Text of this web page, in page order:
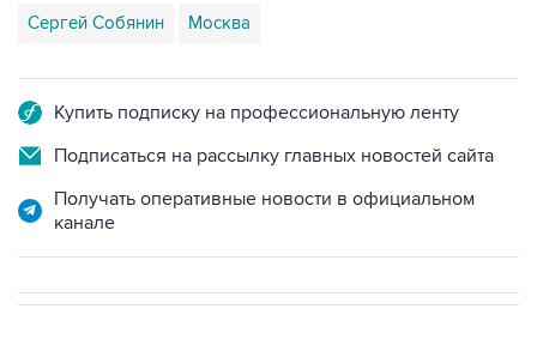
Сергей Собянин Москва
Купить подписку на профессиональную ленту
Подписаться на рассылку главных новостей сайта
Получать оперативные новости в официальном
канале